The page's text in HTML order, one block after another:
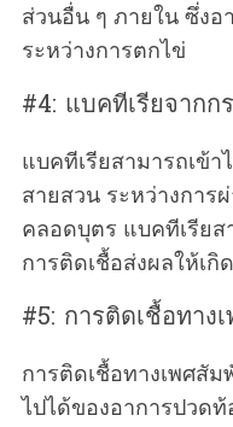
ส่วนอื่น ๆ ภายใน ซึ่งอ
ระหว่างการตกไข่
#4: แบคทีเรียจากก
แบคทีเรียสามารถเข้า
สายสวน ระหว่างการ
คลอดบุตร แบคทีเรียส
การติดเชื้อส่งผลให้เกิ
#5: การติดเชื้อทาง
การติดเชื้อทางเพศสัม
ไปได้ของอาการปวด